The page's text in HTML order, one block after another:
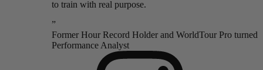
to train with real purpose.
”
Former Hour Record Holder and WorldTour Pro turned
Performance Analyst